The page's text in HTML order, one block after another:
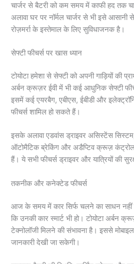
चार्जर से बैटरी को कम समय में काफी हद तक
अलावा घर पर नॉर्मल चार्जर से भी इसे आसानी
रोज़मर्रा के इस्तेमाल के लिए सुविधाजनक है।
सेफ्टी फीचर्स पर खास ध्यान
टोयोटा हमेशा से सेफ्टी को अपनी गाड़ियों की
अर्बन क्रूज़र ईवी में भी कई आधुनिक सेफ्टी
इसमें कई एयरबैग, एबीएस, ईबीडी और
फीचर्स शामिल हो सकते हैं।
इसके अलावा एडवांस ड्राइवर असिस्टेंस
ऑटोमैटिक ब्रेकिंग और अडैप्टिव क्रूज़
हैं। ये सभी फीचर्स ड्राइवर और यात्रियों की
तकनीक और कनेक्टेड फीचर्स
आज के समय में कार सिर्फ चलने का साधन नहीं
कि उनकी कार स्मार्ट भी हो। टोयोटा अर्बन
टेक्नोलॉजी मिलने की संभावना है। इससे
जानकारी देखी जा सकेगी।